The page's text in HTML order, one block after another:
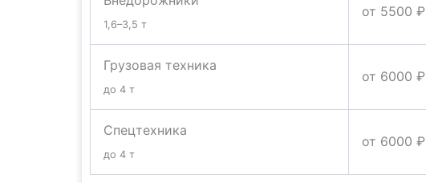
1,6–3,5 т
от 5500 ₽
Грузовая техника
до 4 т
от 6000 ₽
Спецтехника
до 4 т
от 6000 ₽